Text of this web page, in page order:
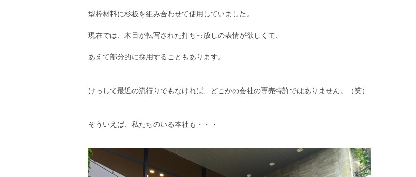
型枠材料に杉板を組み合わせて使用していました。
現在では、木目が転写された打ちっ放しの表情が欲しくて、
あえて部分的に採用することもあります。
けっして最近の流行りでもなければ、どこかの会社の専売特許ではありません。（笑）
そういえば、私たちのいる本社も・・・